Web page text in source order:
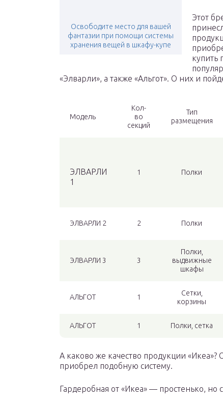
Освободите место для вашей
фантазии при помощи системы
хранения вещей в шкафу-купе
Этот
купить
«Элварли», а также «Альгот». О них и
Модель
Кол-
во
секций
Тип
размещения
ЭЛВАРЛИ
1
1 Полки
ЭЛВАРЛИ 2 2 Полки
ЭЛВАРЛИ 3 3
Полки,
выдвижные
шкафы
АЛЬГОТ 1
Сетки,
корзины
АЛЬГОТ 1 Полки, сетка
А каково же качество продукции
приобрел подобную систему.
Гардеробная от «Икеа» — простенько, но